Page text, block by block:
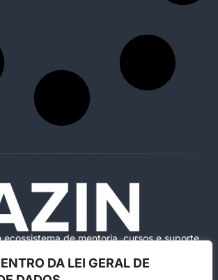
DA LEI GERAL DE
ecossistema de mentoria, cursos e suporte
escala na Amazon Brasil.